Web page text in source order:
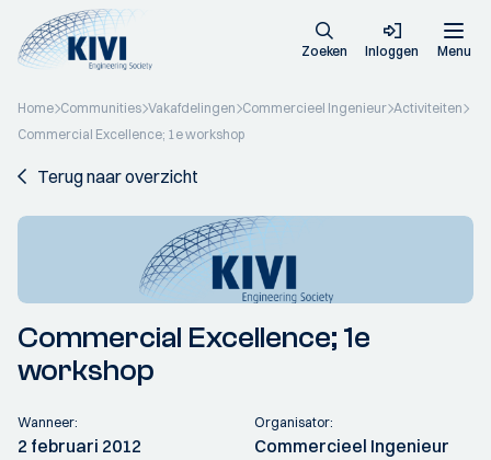
Zoeken Inloggen Menu
Home Communities Vakafdelingen Commercieel Ingenieur Activiteiten
Commercial Excellence; 1e workshop
Terug naar overzicht
Commercial Excellence; 1e
workshop
Wanneer:
2 februari 2012
Organisator:
Commercieel Ingenieur